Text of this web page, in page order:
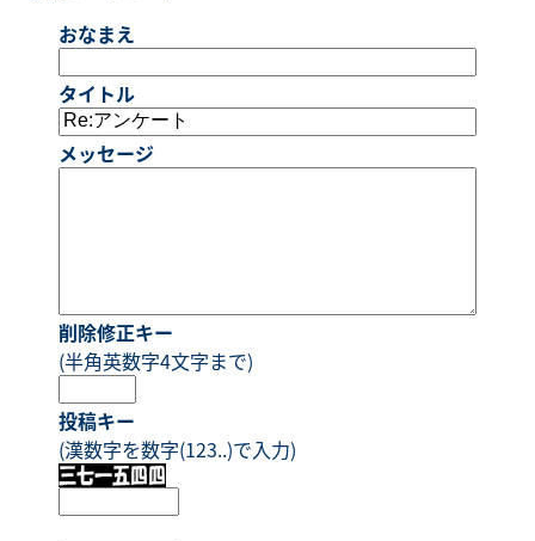
おなまえ
タイトル
メッセージ
削除修正キー
(半角英数字4文字まで)
投稿キー
(漢数字を数字(123..)で入力)